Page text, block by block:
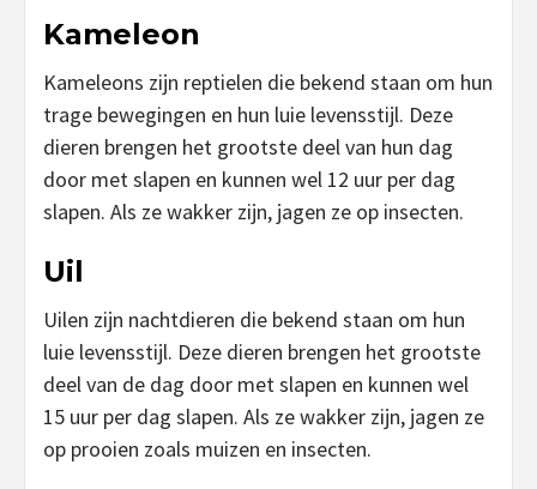
Kameleon
Kameleons zijn reptielen die bekend staan om hun
trage bewegingen en hun luie levensstijl. Deze
dieren brengen het grootste deel van hun dag
door met slapen en kunnen wel 12 uur per dag
slapen. Als ze wakker zijn, jagen ze op insecten.
Uil
Uilen zijn nachtdieren die bekend staan om hun
luie levensstijl. Deze dieren brengen het grootste
deel van de dag door met slapen en kunnen wel
15 uur per dag slapen. Als ze wakker zijn, jagen ze
op prooien zoals muizen en insecten.